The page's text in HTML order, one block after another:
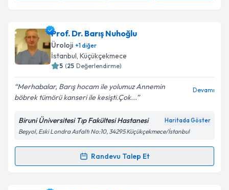
Prof. Dr. Barış Nuhoğlu
Üroloji +1diğer
İstanbul, Küçükçekmece
5 (25 Değerlendirme)
Merhabalar, Barış hocam ile yolumuz Annemin
böbrek tümörü kanseri ile kesişti.Çok...
Devamı
Biruni Üniversitesi Tıp Fakültesi Hastanesi Haritada Göster
Beşyol, Eski Londra Asfaltı No:10, 34295 Küçükçekmece/İstanbul
Randevu Talep Et
Randevu Takvimi Talebi